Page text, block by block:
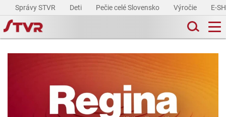
Správy STVR Deti Pečie celé Slovensko Výročie E-